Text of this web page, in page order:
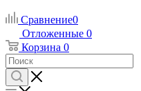
Сравнение0
Отложенные 0
Корзина 0